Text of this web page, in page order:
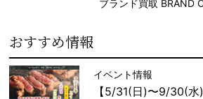
ブランド買取 BRAND
おすすめ情報
イベント情報
【5/31(日)〜9/30(